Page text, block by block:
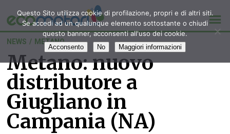
NEWS / METANO
Metano: nuovo
distributore a
Giugliano in
Campania (NA)
Questo Sito utilizza cookie di profilazione, propri e di altri siti.
Se accedi ad un qualunque elemento sottostante o chiudi
questo banner, acconsenti all'uso dei cookie.
Acconsento No Maggiori informazioni